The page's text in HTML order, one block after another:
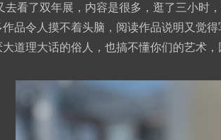
去看了双年展，内容是很多，逛了三小时
品令人摸不着头脑，阅读作品说明又觉
道理大话的俗人，也搞不懂你们的艺术，